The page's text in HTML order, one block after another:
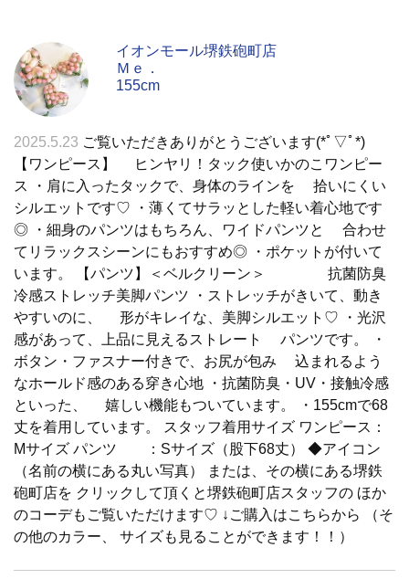
イオンモール堺鉄砲町店
Ｍｅ．
155cm
2025.5.23 ご覧いただきありがとうございます(*ﾟ▽ﾟ*)
【ワンピース】 ヒンヤリ！タック使いかのこワンピー
ス ・肩に入ったタックで、身体のラインを 拾いにくい
シルエットです♡ ・薄くてサラッとした軽い着心地です
◎ ・細身のパンツはもちろん、ワイドパンツと 合わせ
てリラックスシーンにもおすすめ◎ ・ポケットが付いて
います。 【パンツ】＜ベルクリーン＞ 抗菌防臭
冷感ストレッチ美脚パンツ ・ストレッチがきいて、動き
やすいのに、 形がキレイな、美脚シルエット♡ ・光沢
感があって、上品に見えるストレート パンツです。 ・
ボタン・ファスナー付きで、お尻が包み 込まれるよう
なホールド感のある穿き心地 ・抗菌防臭・UV・接触冷感
といった、 嬉しい機能もついています。 ・155cmで68
丈を着用しています。 スタッフ着用サイズ ワンピース：
Mサイズ パンツ ：Sサイズ（股下68丈） ◆アイコン
（名前の横にある丸い写真） または、その横にある堺鉄
砲町店を クリックして頂くと堺鉄砲町店スタッフの ほか
のコーデもご覧いただけます♡ ↓ご購入はこちらから （そ
の他のカラー、 サイズも見ることができます！！）